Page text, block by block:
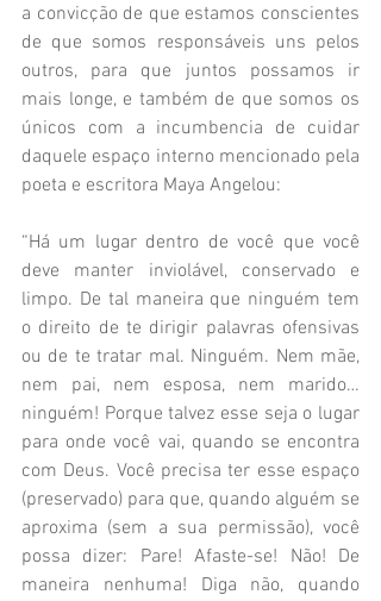
a convicção de que estamos conscientes
de que somos responsáveis uns pelos
outros, para que juntos possamos ir
mais longe, e também de que somos os
únicos com a incumbencia de cuidar
daquele espaço interno mencionado pela
poeta e escritora Maya Angelou:
“Há um lugar dentro de você que você
deve manter inviolável, conservado e
limpo. De tal maneira que ninguém tem
o direito de te dirigir palavras ofensivas
ou de te tratar mal. Ninguém. Nem mãe,
nem pai, nem esposa, nem marido…
ninguém! Porque talvez esse seja o lugar
para onde você vai, quando se encontra
com Deus. Você precisa ter esse espaço
(preservado) para que, quando alguém se
aproxima (sem a sua permissão), você
possa dizer: Pare! Afaste-se! Não! De
maneira nenhuma! Diga não, quando